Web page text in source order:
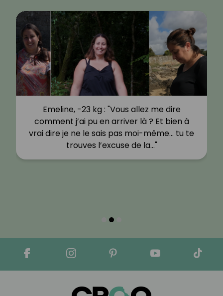
Emeline, -23 kg : "Vous allez me dire
comment j’ai pu en arriver là ? Et bien à
vrai dire je ne le sais pas moi-même… tu te
trouves l’excuse de la…"